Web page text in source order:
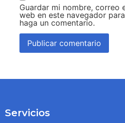
Guardar mi nombre, correo
web en este navegador
haga un comentario.
Servicios